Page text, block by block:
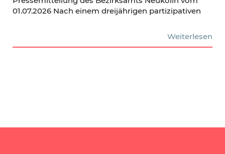
01.07.2026 Nach einem dreijährigen partizipativen
Weiterlesen